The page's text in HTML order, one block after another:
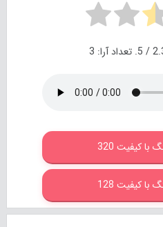
/ 5. تعداد آرا: 3
با کیفیت 320
با کیفیت 128